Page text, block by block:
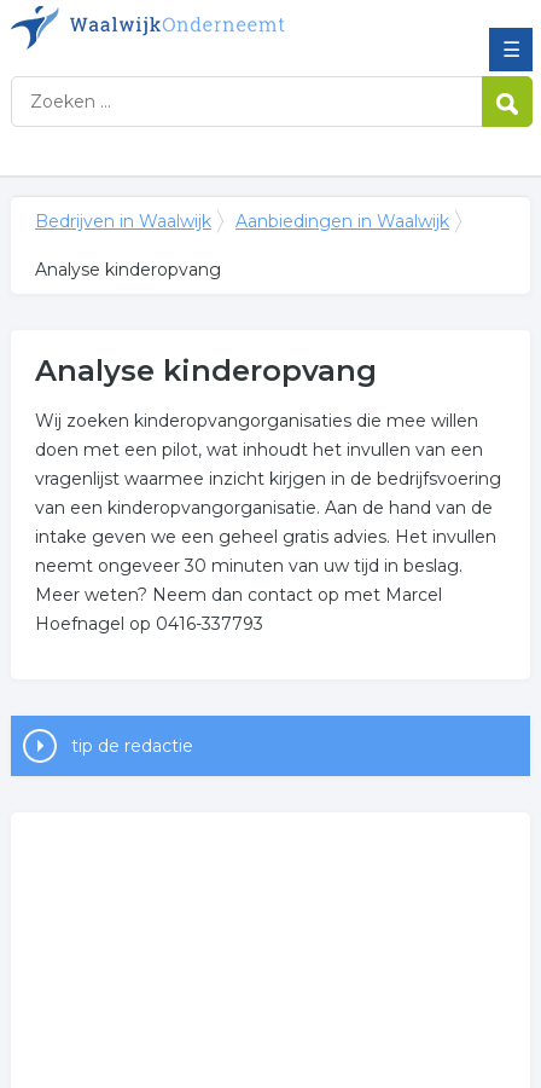
☰
Bedrijven in Waalwijk Aanbiedingen in Waalwijk
Analyse kinderopvang
Analyse kinderopvang
Wij zoeken kinderopvangorganisaties die mee willen
doen met een pilot, wat inhoudt het invullen van een
vragenlijst waarmee inzicht kirjgen in de bedrijfsvoering
van een kinderopvangorganisatie. Aan de hand van de
intake geven we een geheel gratis advies. Het invullen
neemt ongeveer 30 minuten van uw tijd in beslag.
Meer weten? Neem dan contact op met Marcel
Hoefnagel op 0416-337793
tip de redactie